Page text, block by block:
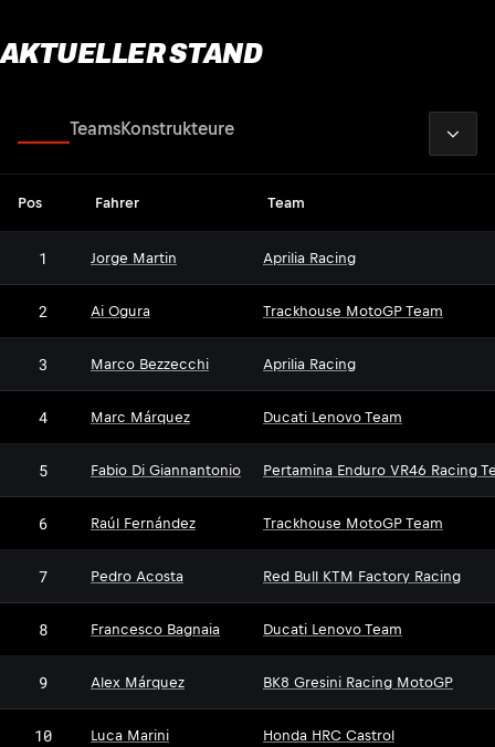
AKTUELLER STAND
TeamsKonstrukteure
Pos Fahrer Team
1 Jorge Martin Aprilia Racing
2 Ai Ogura Trackhouse MotoGP Team
3 Marco Bezzecchi Aprilia Racing
4 Marc Márquez Ducati Lenovo Team
5 Fabio Di Giannantonio Pertamina Enduro VR46 Racing
6 Raúl Fernández Trackhouse MotoGP Team
7 Pedro Acosta Red Bull KTM Factory Racing
8 Francesco Bagnaia Ducati Lenovo Team
9 Alex Márquez BK8 Gresini Racing MotoGP
10 Luca Marini Honda HRC Castrol